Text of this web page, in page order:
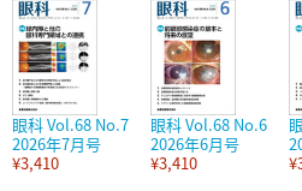
眼科 Vol.68 No.7
2026年7月号
¥3,410
眼科 Vol.68 No.6
2026年6月号
¥3,410